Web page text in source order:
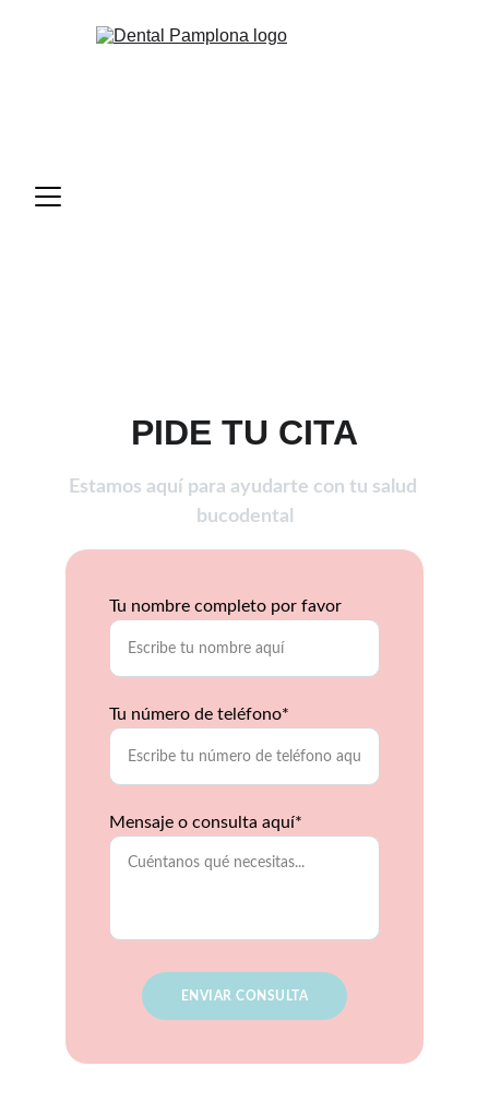
PIDE TU CITA
Tu nombre completo por favor
Tu número de teléfono*
Mensaje o consulta aquí*
ENVIAR CONSULTA
Estamos aquí para ayudarte con tu salud
bucodental